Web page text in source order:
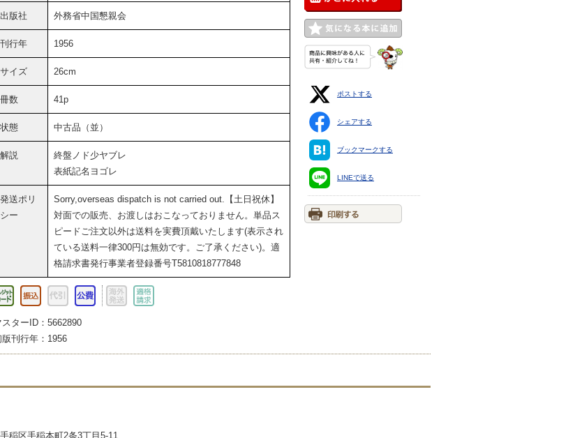
出版社 外務省中国懇親会
刊行年 1956
サイズ 26cm
冊数 41p
状態 中古品（並）
解説
終盤ノド少ヤブレ
表紙記名ヨゴレ
発送ポリ
シー
Sorry,overseas dispatch is not carried out.【土日祝休】
対面での販売、お渡しはおこなっておりません。単品ス
ピードご注文以外は送料を実費頂戴いたします(表示され
ている送料一律300円は無効です。ご了承ください)。適
格請求書発行事業者登録番号T5810818777848
スターID：5662890
版刊行年：1956
ポストする
シェアする
ブックマークする
LINEで送る
稲区手稲本町2条3丁目5-11